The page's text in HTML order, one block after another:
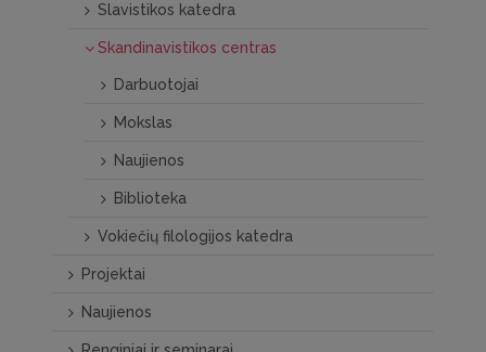
Slavistikos katedra
Skandinavistikos centras
Darbuotojai
Mokslas
Naujienos
Biblioteka
Vokiečių filologijos katedra
Projektai
Naujienos